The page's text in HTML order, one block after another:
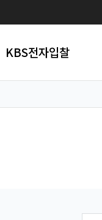
KBS전자입찰